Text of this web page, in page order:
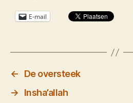
E-mail
←
De oversteek
→
Insha’allah